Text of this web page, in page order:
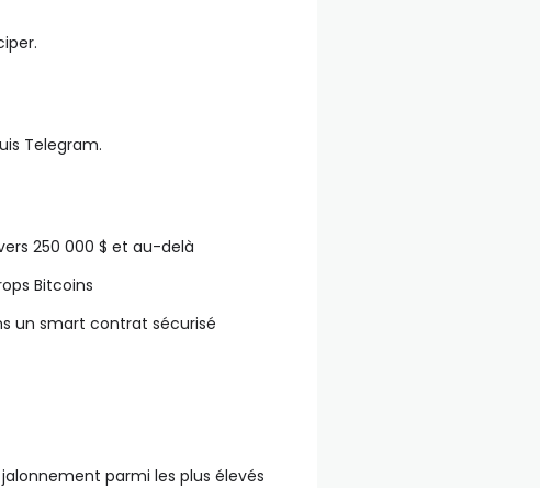
Telegram.
250 000 $ et au-delà
Bitcoins
un smart contrat sécurisé
parmi les plus élevés